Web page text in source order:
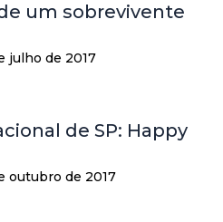
um sobrevivente
julho de 2017
de SP: Happy
outubro de 2017